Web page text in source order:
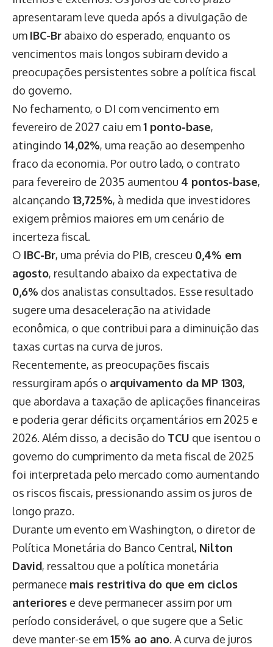
apresentaram leve queda após a divulgação de
um IBC-Br abaixo do esperado, enquanto os
vencimentos mais longos subiram devido a
preocupações persistentes sobre a política fiscal
do governo.
No fechamento, o DI com vencimento em
fevereiro de 2027 caiu em1 ponto-base,
atingindo 14,02%, uma reação ao desempenho
fraco da economia. Por outro lado, o contrato
para fevereiro de 2035 aumentou 4 pontos-base,
alcançando 13,725%, à medida que investidores
exigem prêmios maiores em um cenário de
incerteza fiscal.
O IBC-Br, uma prévia do PIB, cresceu 0,4% em
agosto, resultando abaixo da expectativa de
0,6% dos analistas consultados. Esse resultado
sugere uma desaceleração na atividade
econômica, o que contribui para a diminuição das
taxas curtas na curva de juros.
Recentemente, as preocupações fiscais
ressurgiram após o arquivamento da MP 1303,
que abordava a taxação de aplicações financeiras
e poderia gerar déficits orçamentários em 2025 e
2026. Além disso, a decisão do TCU que isentou o
governo do cumprimento da meta fiscal de 2025
foi interpretada pelo mercado como aumentando
os riscos fiscais, pressionando assim os juros de
longo prazo.
Durante um evento em Washington, o diretor de
Política Monetária do Banco Central, Nilton
David, ressaltou que a política monetária
permanece mais restritiva do que em ciclos
anteriores e deve permanecer assim por um
período considerável, o que sugere que a Selic
deve manter-se em15% ao ano. A curva de juros